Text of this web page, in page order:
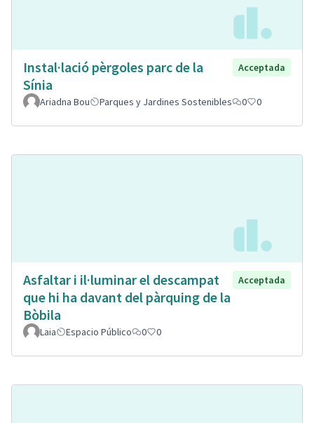
Instal·lació pèrgoles parc de la
Sínia
Acceptada
Ariadna Bou Parques y Jardines Sostenibles 0 0
Asfaltar i il·luminar el descampat
que hi ha davant del pàrquing de la
Bòbila
Acceptada
Laia Espacio Público 0 0